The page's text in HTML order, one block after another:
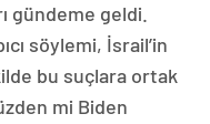
gündeme geldi.
söylemi, İsrail’in
bu suçlara ortak
mi Biden